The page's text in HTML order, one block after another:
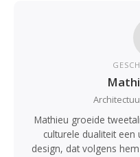
Mathieu groeide
culturele dualiteit een
design, dat volgens